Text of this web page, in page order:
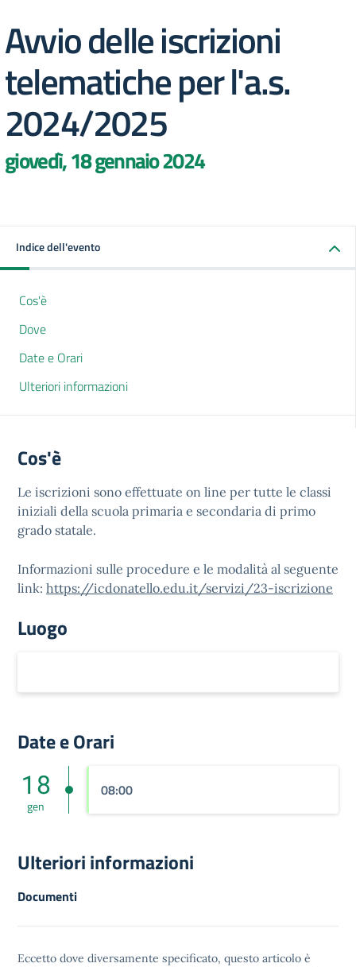
Avvio delle iscrizioni
telematiche per l'a.s.
2024/2025
giovedì, 18 gennaio 2024
Indice dell'evento
Cos'è
Dove
Date e Orari
Ulteriori informazioni
Cos'è
Le iscrizioni sono effettuate on line per tutte le classi
iniziali della scuola primaria e secondaria di primo
grado statale.
Informazioni sulle procedure e le modalità al seguente
link: https://icdonatello.edu.it/servizi/23-iscrizione
Luogo
Date e Orari
18
gen
08:00
Ulteriori informazioni
Documenti
Eccetto dove diversamente specificato, questo articolo è